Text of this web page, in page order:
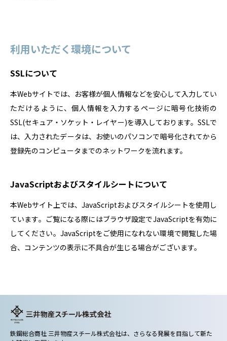
利用いただく環境について
SSLについて
本Webサイトでは、お客様が個人情報などを安心して入力してい
ただけるように、個人情報を入力するページに暗号化技術の
SSL(セキュア・ソケット・レイヤー)を導入しております。SSLで
は、入力されたデータは、お使いのパソコンで暗号化されてから
登録先のコンピュータまでのネットワークを流れます。
JavaScriptおよびスタイルシートについて
本Webサイト上では、JavaScriptおよびスタイルシートを使用し
ています。ご覧になる際にはブラウザ設定でJavaScriptを有効に
してください。JavaScriptをご使用になれない環境で閲覧した場
合、コンテンツの表示に不具合が生じる場合がございます。
鉄鋼総合商社 三井物産スチール株式会社は、さらなる発展を目指して新た